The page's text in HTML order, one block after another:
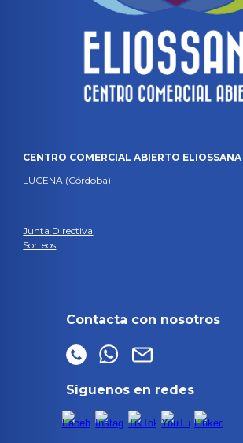
CENTRO COMERCIAL ABIERTO ELIOSSANA
LUCENA (Córdoba)
Junta Directiva
Sorteos
Contacta con nosotros
Síguenos en redes